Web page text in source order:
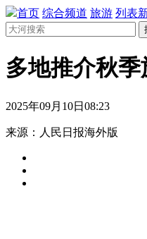
首页 综合频道 旅游 列表
多地推介秋
2025年09月10日08:23
来源：人民日报海外版